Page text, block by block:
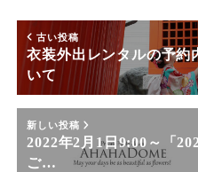
古い投稿
衣装外出レンタルの予約
いて
新しい投稿
2022年2月1日9:00～「
ご…